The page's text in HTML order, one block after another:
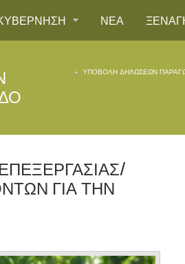
ΝΕΑ
ΥΠΟΒΟΛΗ ΔΗΛΩΣΕΩΝ
ΓΙΑ ΤΗΝ